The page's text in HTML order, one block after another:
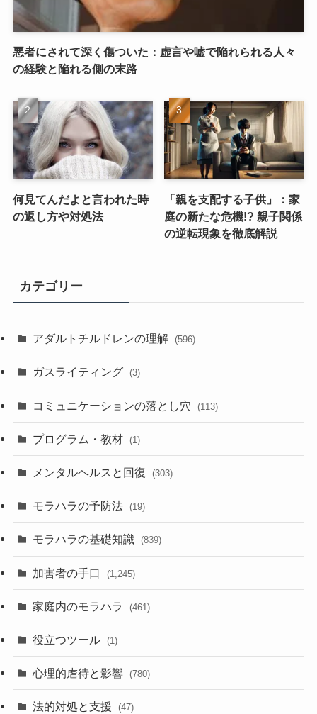
悪者にされて深く傷ついた：虚言や嘘で陥れられる人々
の経験と陥れる側の末路
何見てんだよと言われた時
の返し方や対処法
「親を支配する子供」：家
庭の新たな危機!? 親子関係
の逆転現象を徹底解説
カテゴリー
アダルトチルドレンの理解 (596)
ガスライティング (3)
コミュニケーションの落とし穴 (113)
プログラム・教材 (1)
メンタルヘルスと回復 (303)
モラハラの予防法 (19)
モラハラの基礎知識 (839)
加害者の手口 (1,245)
家庭内のモラハラ (461)
役立つツール (1)
心理的虐待と影響 (780)
法的対処と支援 (47)